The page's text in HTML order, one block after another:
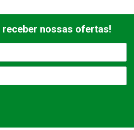
nossas ofertas!